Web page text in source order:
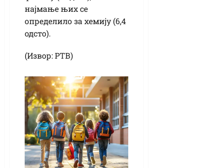
најмање њих се
определило за хемију (6,4
одсто).
(Извор: РТВ)